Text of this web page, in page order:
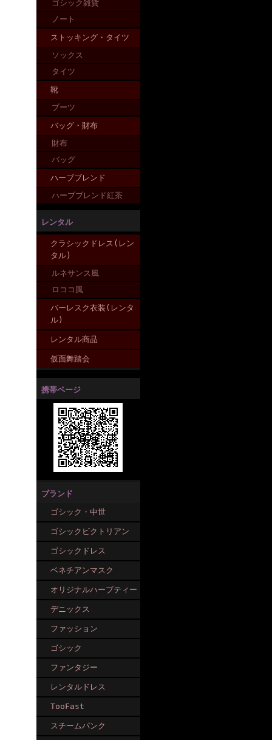
ゴシック雑貨
ノート
ストッキング・タイツ
ソックス
タイツ
靴
ブーツ
バッグ・財布
財布
バッグ
ハーブブレンド
ハーブブレンド紅茶
レンタル
クラシックドレス(レン
タル)
ルネサンス風
ロココ風
バーレスク衣装(レンタ
ル)
レンタル商品
仮面舞踏会
携帯ページ
ブランド
ゴシック・中世
ゴシックビクトリアン
ゴシックドレス
ベネチアンマスク
オリジナルハーブティー
デニックス
ファッション
ゴシック
ファンタジー
レンタルドレス
TooFast
スチームパンク